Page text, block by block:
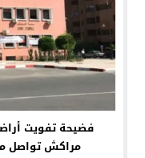
فضيحة تفويت
مراكش تواصل